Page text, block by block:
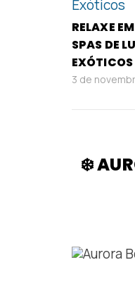
RELAXE
SPAS DE
EXÓTICOS
3 de
❄️